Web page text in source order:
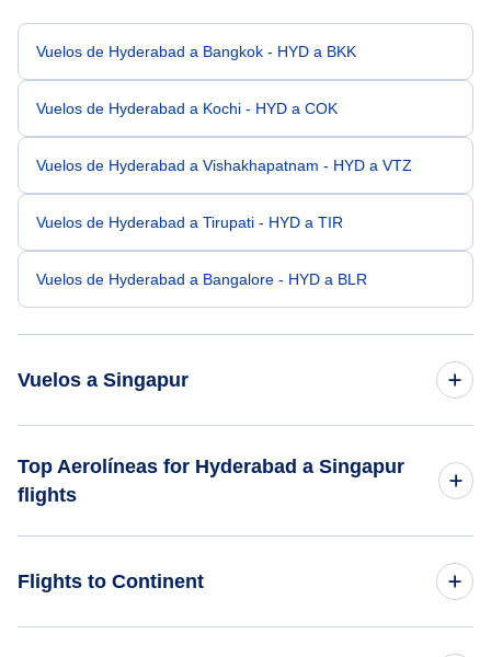
Vuelos de Hyderabad a Bangkok - HYD a BKK
Vuelos de Hyderabad a Kochi - HYD a COK
Vuelos de Hyderabad a Vishakhapatnam - HYD a VTZ
Vuelos de Hyderabad a Tirupati - HYD a TIR
Vuelos de Hyderabad a Bangalore - HYD a BLR
Vuelos a Singapur
Vuelos de Mumbai a Singapur - BOM a SIN
Vuelos de Chennai a Singapur - MAA a SIN
Top Aerolíneas for Hyderabad a Singapur
flights
Flights to Continent